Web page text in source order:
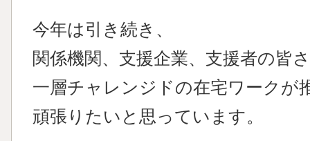
今年は引き続き、
関係機関、支援企業、支援者の皆
一層チャレンジドの在宅ワークが
頑張りたいと思っています。